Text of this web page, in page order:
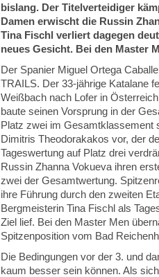
bislang. Der Titelverteidiger
Damen erwischt die Russin
Tina Fischl verliert dagegen
neues Gesicht. Bei den Master
Der Spanier Miguel Ortega
TRAILS. Der 33-jährige Katalane
Weißbach nach Lofer in
baute seinen Vorsprung in der
Platz zwei im Gesamtklassement
Dimitris Theodorakakos vor, der
Tageswertung auf Platz drei
Russin Zhanna Vokueva ihren
zwei der Gesamtwertung.
ihre Führung durch den zweiten
Bergmeisterin Tina Fischl als
Ziel lief. Bei den Master Men
Spitzenposition vom Bad
Die Bedingungen vor der 3. und
kaum besser sein können. Als